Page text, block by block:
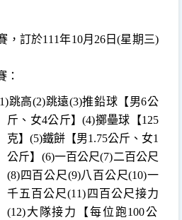
，訂於111年10月 26日(星期三)
：
跳高(2)跳遠(3)推鉛球【男6公
斤、女4公斤】(4)擲壘球【125
克】 (5)鐵餅【男1.75公斤、女1
公斤】 (6)一百公尺(7)二百公尺
(8)四百公尺(9)八百公尺(10)一
千五百公尺(11) 四百公尺接力
(12)大隊接力【每位跑100公